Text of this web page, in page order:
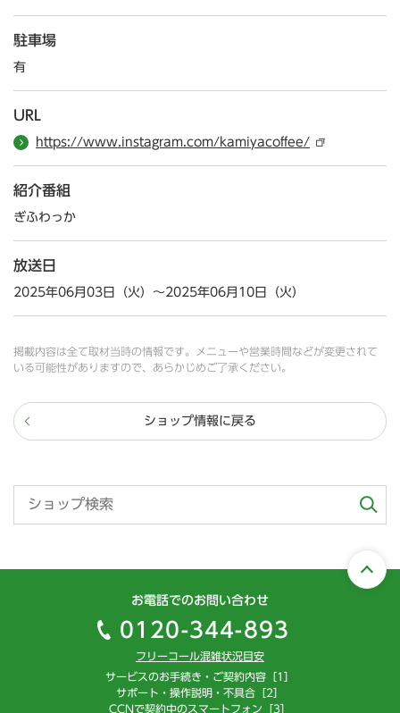
駐車場
有
URL
https://www.instagram.com/kamiyacoffee/
紹介番組
ぎふわっか
放送日
2025年06月03日（火）～2025年06月10日（火）
掲載内容は全て取材当時の情報です。メニューや営業時間などが変更されて
いる可能性がありますので、あらかじめご了承ください。
ショップ情報に戻る
お電話でのお問い合わせ
0120-344-893
フリーコール混雑状況目安
サービスのお手続き・ご契約内容［1］
サポート・操作説明・不具合［2］
CCNで契約中のスマートフォン［3］